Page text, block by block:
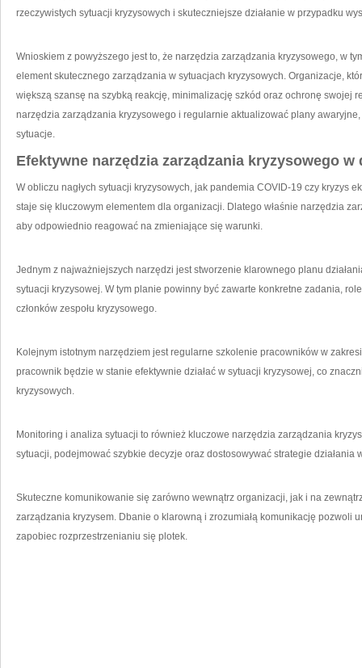
rzeczywistych sytuacji kryzysowych i skuteczniejsze działanie w przypadku
Wnioskiem z powyższego jest to, że narzędzia zarządzania⁣ kryzysowego, w
element skutecznego zarządzania‌ w sytuacjach kryzysowych. Organizacje,
większą ‍szansę na ⁣szybką reakcję, minimalizację szkód oraz ochronę ⁢swojej
narzędzia zarządzania kryzysowego i regularnie aktualizować plany
sytuacje.
Efektywne narzędzia zarządzania kryzysowego w
W obliczu nagłych sytuacji kryzysowych, jak pandemia⁤ COVID-19 czy kryzys
staje‍ się kluczowym⁤ elementem dla organizacji. Dlatego właśnie narzędzia
‌aby odpowiednio reagować na‍ zmieniające się warunki.
Jednym ⁤z najważniejszych narzędzi jest‍ stworzenie klarownego‌ planu
sytuacji kryzysowej. W tym planie powinny ​być zawarte konkretne zadania,
członków zespołu kryzysowego.
Kolejnym istotnym narzędziem jest regularne szkolenie pracowników w
pracownik będzie‍ w stanie efektywnie działać w sytuacji kryzysowej, co
kryzysowych.
Monitoring i⁢ analiza sytuacji to również kluczowe narzędzia zarządzania
sytuacji, podejmować szybkie ​decyzje‍ oraz dostosowywać strategie działania
Skuteczne komunikowanie się zarówno wewnątrz ‍organizacji, jak i na
zarządzania kryzysem. Dbanie o klarowną i ⁢zrozumiałą komunikację pozwoli
zapobiec rozprzestrzenianiu się‌ plotek.